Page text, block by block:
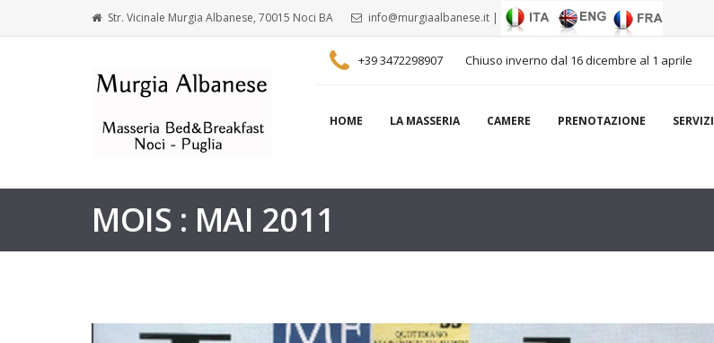
Str. Vicinale Murgia Albanese, 70015 Noci BA info@murgiaalbanese.it |
+39 3472298907 Chiuso inverno dal 16 dicembre al 1 aprile
HOME LA MASSERIA CAMERE PRENOTAZIONE SERVIZI
MOIS : MAI 2011